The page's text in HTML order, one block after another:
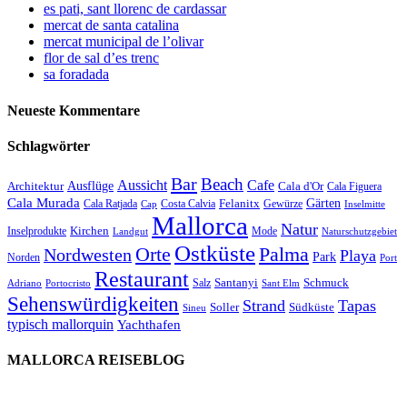
es pati, sant llorenc de cardassar
mercat de santa catalina
mercat municipal de l’olivar
flor de sal d’es trenc
sa foradada
Neueste Kommentare
Schlagwörter
Architektur Ausflüge Aussicht BarBeach Cafe Cala d'Or Cala Figuera
Cala Murada Cala Ratjada Cap Costa Calvia Felanitx Gewürze Gärten Inselmitte
Inselprodukte Kirchen Landgut Mallorca Mode Natur Naturschutzgebiet
Norden Nordwesten Orte OstküstePalma Park Playa Port
Adriano Portocristo Restaurant Salz Santanyi Sant Elm Schmuck
Sehenswürdigkeiten Sineu Soller Strand Südküste Tapas
typisch mallorquin Yachthafen
MALLORCA REISEBLOG